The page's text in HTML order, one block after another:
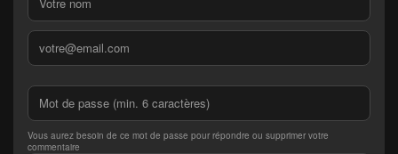
Vous aurez besoin de ce mot de passe pour répondre ou supprimer votre
commentaire